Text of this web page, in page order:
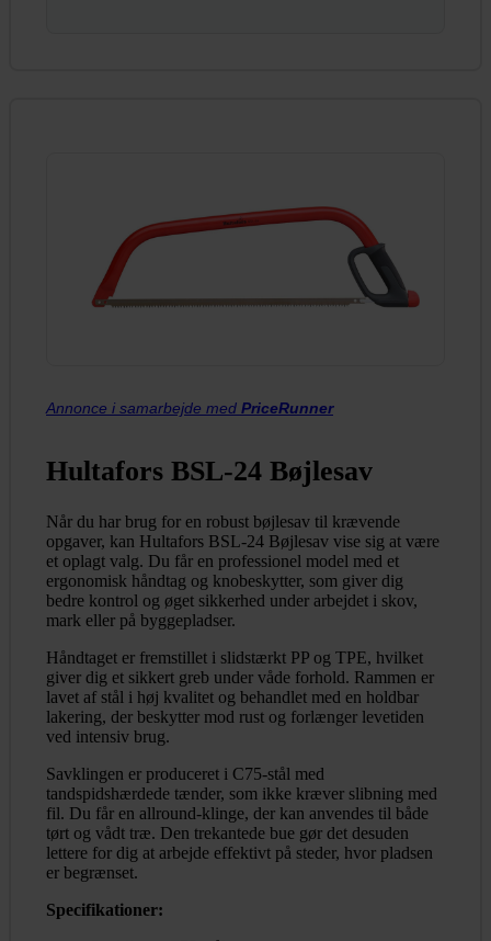
Annonce i samarbejde med PriceRunner
Hultafors BSL-24 Bøjlesav
Når du har brug for en robust bøjlesav til krævende
opgaver, kan Hultafors BSL-24 Bøjlesav vise sig at være
et oplagt valg. Du får en professionel model med et
ergonomisk håndtag og knobeskytter, som giver dig
bedre kontrol og øget sikkerhed under arbejdet i skov,
mark eller på byggepladser.
Håndtaget er fremstillet i slidstærkt PP og TPE, hvilket
giver dig et sikkert greb under våde forhold. Rammen er
lavet af stål i høj kvalitet og behandlet med en holdbar
lakering, der beskytter mod rust og forlænger levetiden
ved intensiv brug.
Savklingen er produceret i C75-stål med
tandspidshærdede tænder, som ikke kræver slibning med
fil. Du får en allround-klinge, der kan anvendes til både
tørt og vådt træ. Den trekantede bue gør det desuden
lettere for dig at arbejde effektivt på steder, hvor pladsen
er begrænset.
Specifikationer: